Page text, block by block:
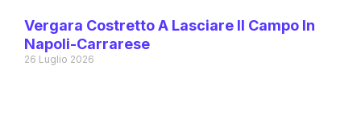
Vergara Costretto A Lasciare Il Campo In
Napoli-Carrarese
26 Luglio 2026